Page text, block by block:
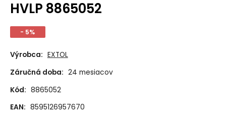
HVLP 8865052
- 5%
Výrobca: EXTOL
Záručná doba: 24 mesiacov
Kód: 8865052
EAN: 8595126957670